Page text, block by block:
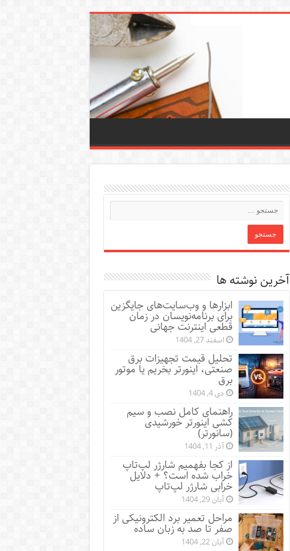
آخرین نوشته ها
ابزارها و وب‌سایت‌های جایگزین
برای برنامه‌نویسان در زمان
قطعی اینترنت جهانی
اسفند 27, 1404
تحلیل قیمت تجهیزات برق
صنعتی، اینورتر بخریم یا موتور
برق
دی 4, 1404
راهنمای کامل نصب و سیم
کشی اینورتر خورشیدی
(سانورتر)
آذر 11, 1404
از کجا بفهمیم شارژر لپ‌تاپ
خراب شده است؟ + دلایل
خرابی شارژر لپ‌تاپ
آبان 29, 1404
مراحل تعمیر برد الکترونیکی از
صفر تا صد به زبان ساده
آبان 22, 1404